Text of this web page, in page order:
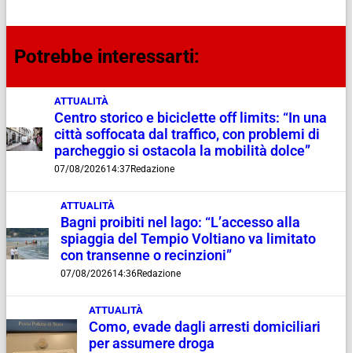
Potrebbe interessarti:
ATTUALITÀ
Centro storico e biciclette off limits: “In una
città soffocata dal traffico, con problemi di
parcheggio si ostacola la mobilità dolce”
07/08/202614:37Redazione
ATTUALITÀ
Bagni proibiti nel lago: “L’accesso alla
spiaggia del Tempio Voltiano va limitato
con transenne o recinzioni”
07/08/202614:36Redazione
ATTUALITÀ
Como, evade dagli arresti domiciliari
per assumere droga